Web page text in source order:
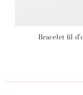
Bracelet fil